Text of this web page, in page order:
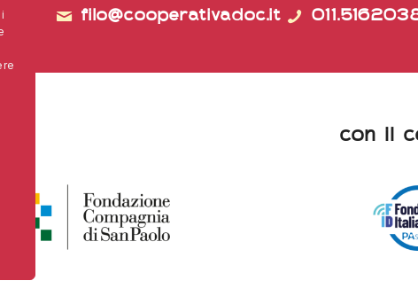
filo@cooperativadoc.it
con il